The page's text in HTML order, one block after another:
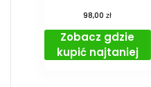
98,00zł
Zobacz gdzie
kupić najtaniej